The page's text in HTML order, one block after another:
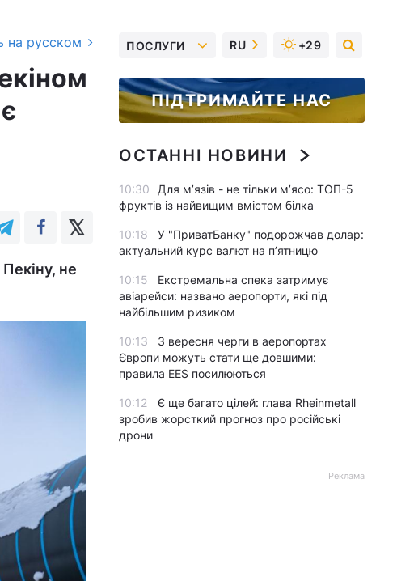
на русском
не
ПОСЛУГИ RU +29
ПІДТРИМАЙТЕ НАС
ОСТАННІ НОВИНИ
10:30
Для м’язів - не тільки м’ясо: ТОП-5
фруктів із найвищим вмістом білка
10:18
У "ПриватБанку" подорожчав долар:
актуальний курс валют на п’ятницю
10:15
Екстремальна спека затримує
авіарейси: названо аеропорти, які під
найбільшим ризиком
10:13
З вересня черги в аеропортах
Європи можуть стати ще довшими:
правила EES посилюються
10:12
Є ще багато цілей: глава Rheinmetall
зробив жорсткий прогноз про російські
дрони
Реклама